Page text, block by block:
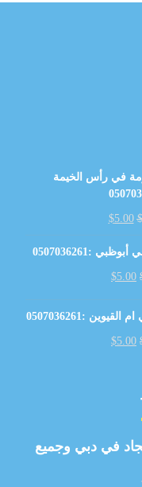
في رأس الخيمة
$
$5.00
:0507036261
$5.00
:0507036261
$5.00
في دبي وجميع